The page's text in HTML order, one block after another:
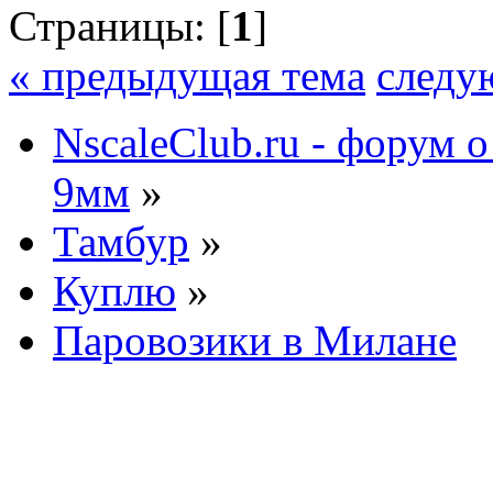
Страницы: [1]
« предыдущая тема
NscaleClub.ru - форум
9мм »
Тамбур »
Куплю »
Паровозики в Милане